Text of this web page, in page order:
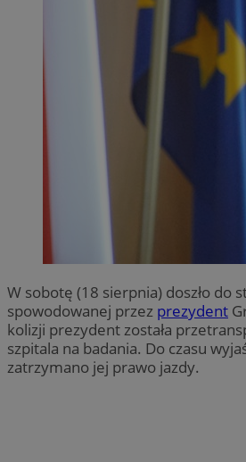
W sobotę (18 sierpnia) doszło do
spowodowanej przez prezydent
kolizji prezydent została
szpitala na badania. Do czasu
zatrzymano jej prawo jazdy.